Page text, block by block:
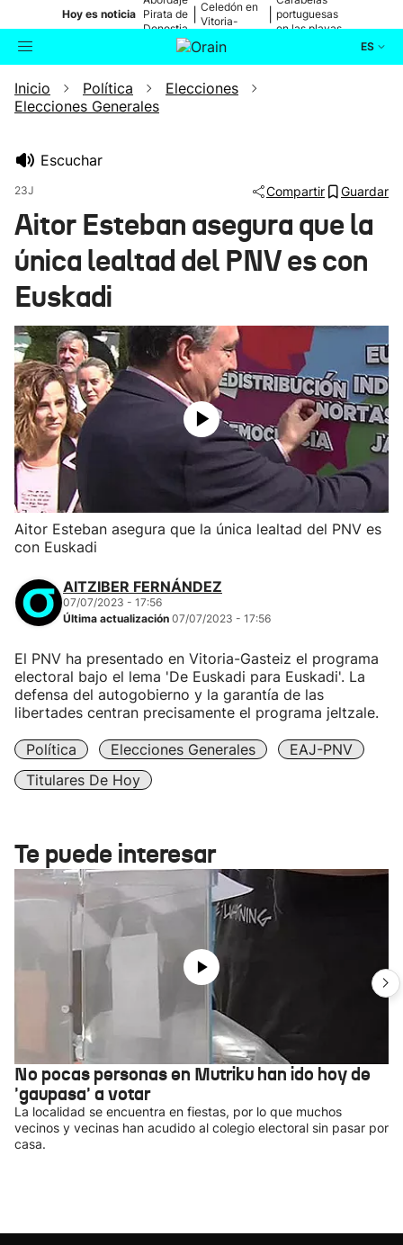
Hoy es noticia Pirata de
Donostia
Celedón en
Vitoria-
portuguesas
en las playas
ES
Buscador Actualidad
Ikusmiran
Inicio Política
Elecciones
Elecciones Generales
Escuchar
23J Compartir Guardar
Aitor Esteban asegura que la
única lealtad del PNV es con
Euskadi
Aitor Esteban asegura que la única lealtad del PNV es
con Euskadi
AITZIBER FERNÁNDEZ
07/07/2023 - 17:56
Última actualización 07/07/2023 - 17:56
El PNV ha presentado en Vitoria-Gasteiz el programa
electoral bajo el lema 'De Euskadi para Euskadi'. La
defensa del autogobierno y la garantía de las
libertades centran precisamente el programa jeltzale.
Política Elecciones Generales
EAJ-PNV
Titulares De Hoy
Te puede interesar
No pocas personas en Mutriku han ido hoy de
'gaupasa' a votar
La localidad se encuentra en fiestas, por lo que muchos
vecinos y vecinas han acudido al colegio electoral sin pasar por
casa.